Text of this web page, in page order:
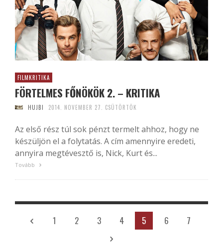
FILMKRITIKA
FÖRTELMES FŐNÖKÖK 2. – KRITIKA
HUJBI 2014. NOVEMBER 27. CSÜTÖRTÖK
Az első rész túl sok pénzt termelt ahhoz, hogy ne
készüljön el a folytatás. A cím amennyire eredeti,
annyira megtévesztő is, Nick, Kurt és...
Tovább
1 2 3 4 5 6 7